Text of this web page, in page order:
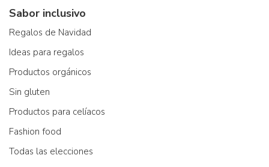
Sabor inclusivo
Regalos de Navidad
Ideas para regalos
Productos orgánicos
Sin gluten
Productos para celíacos
Fashion food
Todas las elecciones